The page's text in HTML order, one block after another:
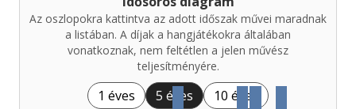
Az oszlopokra kattintva az adott időszak művei maradnak
a listában. A díjak a hangjátékokra általában
vonatkoznak, nem feltétlen a jelen művész
teljesítményére.
1 éves 5 éves 10 éves